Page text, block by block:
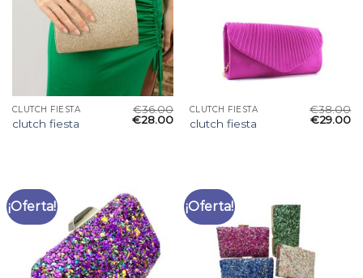
CLUTCH FIESTA
clutch fiesta
€36.00
€28.00
CLUTCH FIESTA
clutch fiesta
€38.00
€29.00
¡Oferta! ¡Oferta!